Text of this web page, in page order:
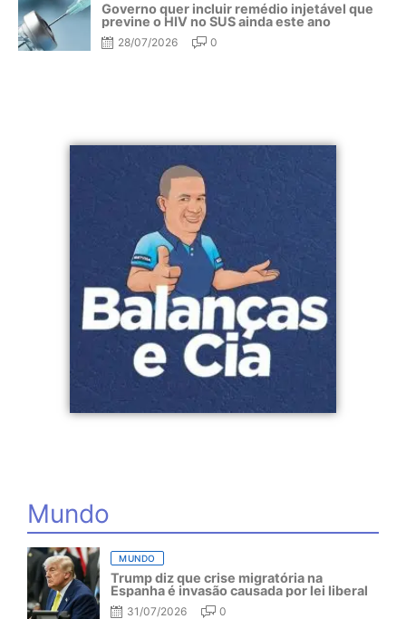
Governo quer incluir remédio injetável que
previne o HIV no SUS ainda este ano
28/07/2026 0
Mundo
MUNDO
Trump diz que crise migratória na
Espanha é invasão causada por lei liberal
31/07/2026 0